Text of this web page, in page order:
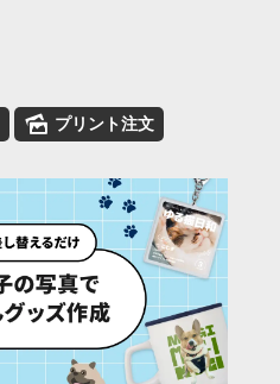
🌄 プリント注文